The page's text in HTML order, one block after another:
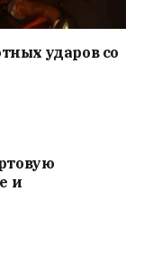
ударов со
и